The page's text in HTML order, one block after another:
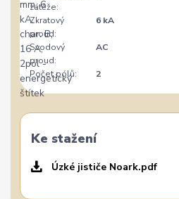
zátěže:
Zkratový
proud:
6 kA
Svodový
proud:
AC
Počet pólů: 2
Ke stažení
Úzké jističe Noark.pdf